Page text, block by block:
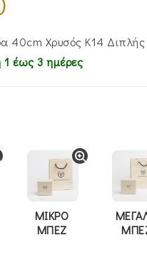
€895.00.
40cm Χρυσός Κ14
έως 3 ημέρες
ΜΙΚΡΟ
ΜΠΕΖ